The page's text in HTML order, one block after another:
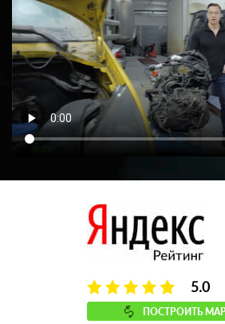
5.0
ПОСТРОИТЬ